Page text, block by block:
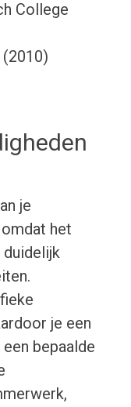
College
je
het
je een
bepaalde